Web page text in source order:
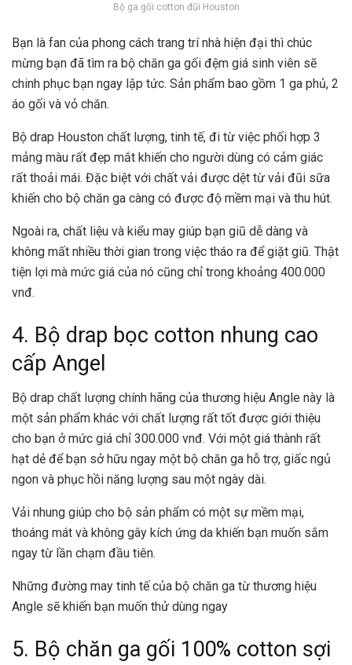
Bộ ga gối cotton đũi Houston
Bạn là fan của phong cách trang trí nhà hiện đại thì chúc
mừng bạn đã tìm ra bộ chăn ga gối đệm giá sinh viên sẽ
chinh phục bạn ngay lập tức. Sản phẩm bao gồm 1 ga phủ, 2
áo gối và vỏ chăn.
Bộ drap Houston chất lượng, tinh tế, đi từ việc phối hợp 3
mảng màu rất đẹp mắt khiến cho người dùng có cảm giác
rất thoải mái. Đặc biệt với chất vải được dệt từ vải đũi sữa
khiến cho bộ chăn ga càng có được độ mềm mại và thu hút.
Ngoài ra, chất liệu và kiểu may giúp bạn giũ dễ dàng và
không mất nhiều thời gian trong việc tháo ra để giặt giũ. Thật
tiện lợi mà mức giá của nó cũng chỉ trong khoảng 400.000
vnđ.
4. Bộ drap bọc cotton nhung cao
cấp Angel
Bộ drap chất lượng chính hãng của thương hiệu Angle này là
một sản phẩm khác với chất lượng rất tốt được giới thiệu
cho bạn ở mức giá chỉ 300.000 vnđ. Với một giá thành rất
hạt dẻ để bạn sở hữu ngay một bộ chăn ga hỗ trợ, giấc ngủ
ngon và phục hồi năng lượng sau một ngày dài.
Vải nhung giúp cho bộ sản phẩm có một sự mềm mại,
thoáng mát và không gây kích ứng da khiến bạn muốn sắm
ngay từ lần chạm đầu tiên.
Những đường may tinh tế của bộ chăn ga từ thương hiệu
Angle sẽ khiến bạn muốn thử dùng ngay
5. Bộ chăn ga gối 100% cotton sợi